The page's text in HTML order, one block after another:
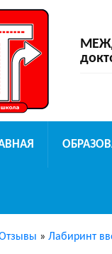
» Лабиринт